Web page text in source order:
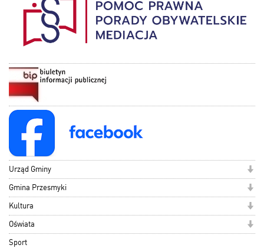
Urząd Gminy
Gmina Przesmyki
Kultura
Oświata
Sport